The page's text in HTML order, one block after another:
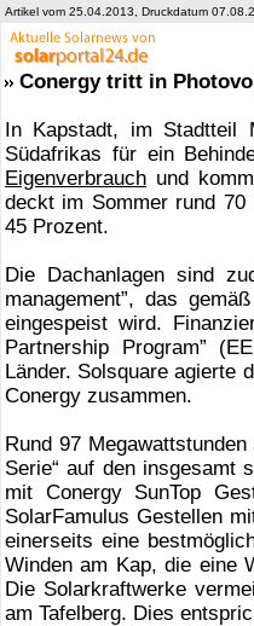
Artikel vom 25.04.2013, Druckdatum
Conergy tritt in
In Kapstadt, im Stadtteil
Südafrikas für ein
Eigenverbrauch und
deckt im Sommer rund
45 Prozent.
Die Dachanlagen sind
management”, das
eingespeist wird.
Partnership Program”
Länder. Solsquare agierte
Conergy zusammen.
Rund 97
Serie“ auf den insgesamt
mit Conergy SunTop
SolarFamulus Gestellen
einerseits eine
Winden am Kap, die eine
Die Solarkraftwerke
am Tafelberg. Dies